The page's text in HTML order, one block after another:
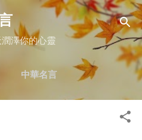
要內容
澤你的心靈
中華名言